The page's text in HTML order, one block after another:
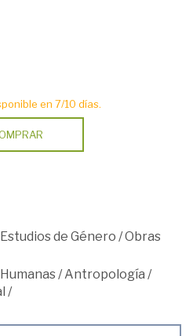
en 7/10 días.
Estudios de Género /Obras
/Antropología /
/